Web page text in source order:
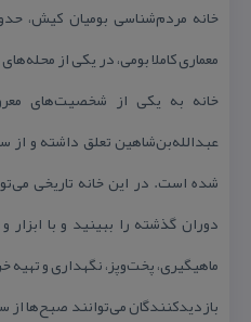
معماری كاملا بومی، در یكی از
خانه به یكی از شخصیت‌های
شده است. در این خانه تاریخی
دوران‌ گذشته را ببینید و با
ماهیگیری، پخت‌وپز، نگهداری و